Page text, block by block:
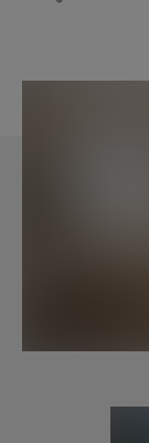
propriétés